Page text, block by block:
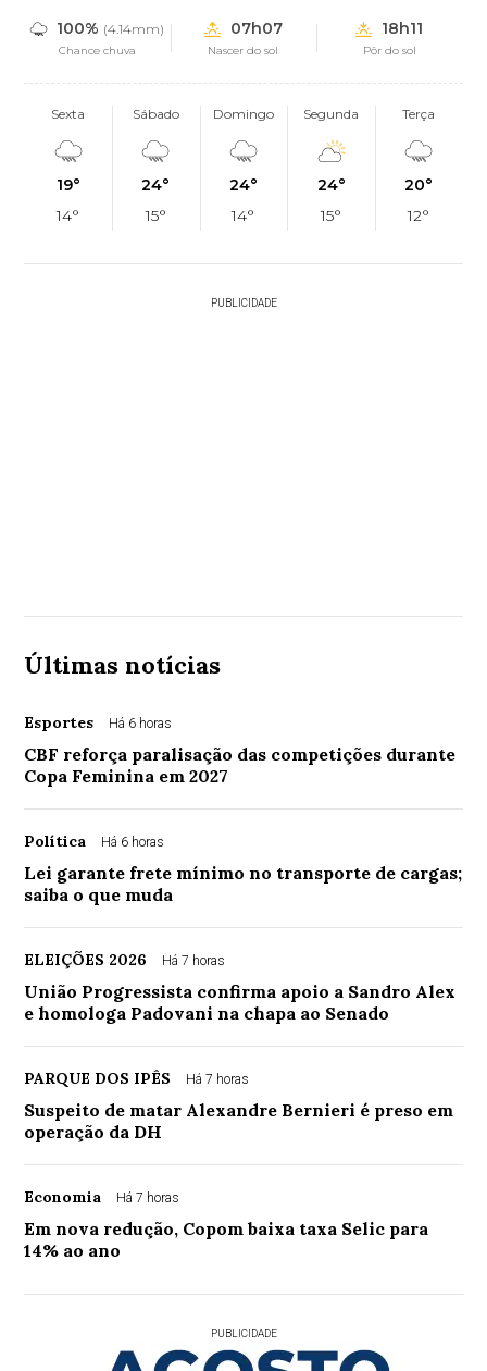
100% (4.14mm)
Chance chuva
07h07
Nascer do sol
18h11
Pôr do sol
Sexta
19°
14°
Sábado
24°
15°
Domingo
24°
14°
Segunda
24°
15°
Terça
20°
12°
PUBLICIDADE
Últimas notícias
Esportes Há 6 horas
CBF reforça paralisação das competições durante
Copa Feminina em 2027
Política Há 6 horas
Lei garante frete mínimo no transporte de cargas;
saiba o que muda
ELEIÇÕES 2026 Há 7 horas
União Progressista confirma apoio a Sandro Alex
e homologa Padovani na chapa ao Senado
PARQUE DOS IPÊS Há 7 horas
Suspeito de matar Alexandre Bernieri é preso em
operação da DH
Economia Há 7 horas
Em nova redução, Copom baixa taxa Selic para
14% ao ano
PUBLICIDADE